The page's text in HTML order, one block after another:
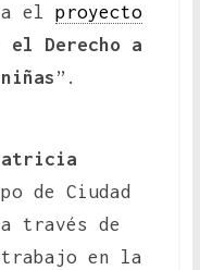
el proyecto
el Derecho a
”.
de Ciudad
través de
en la